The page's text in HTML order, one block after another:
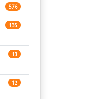
576
135
13
12